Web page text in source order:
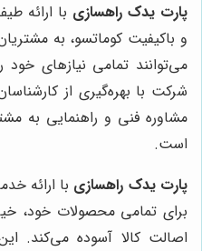
پارت یدک راهسازی با ارائه
و باکیفیت کوماتسو، به
می‌توانند تمامی نیازهای
شرکت با بهره‌گیری از
مشاوره فنی و راهنمایی به
است.
پارت یدک راهسازی با ارائه
برای تمامی محصولات خود،
اصالت کالا آسوده می‌کند.